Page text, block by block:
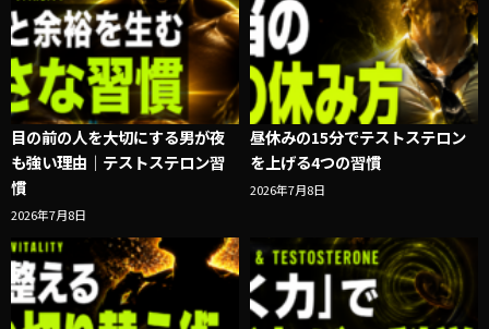
目の前の人を大切にする男が夜
も強い理由｜テストステロン習
慣
2026年7月8日
昼休みの15分でテストステロン
を上げる4つの習慣
2026年7月8日